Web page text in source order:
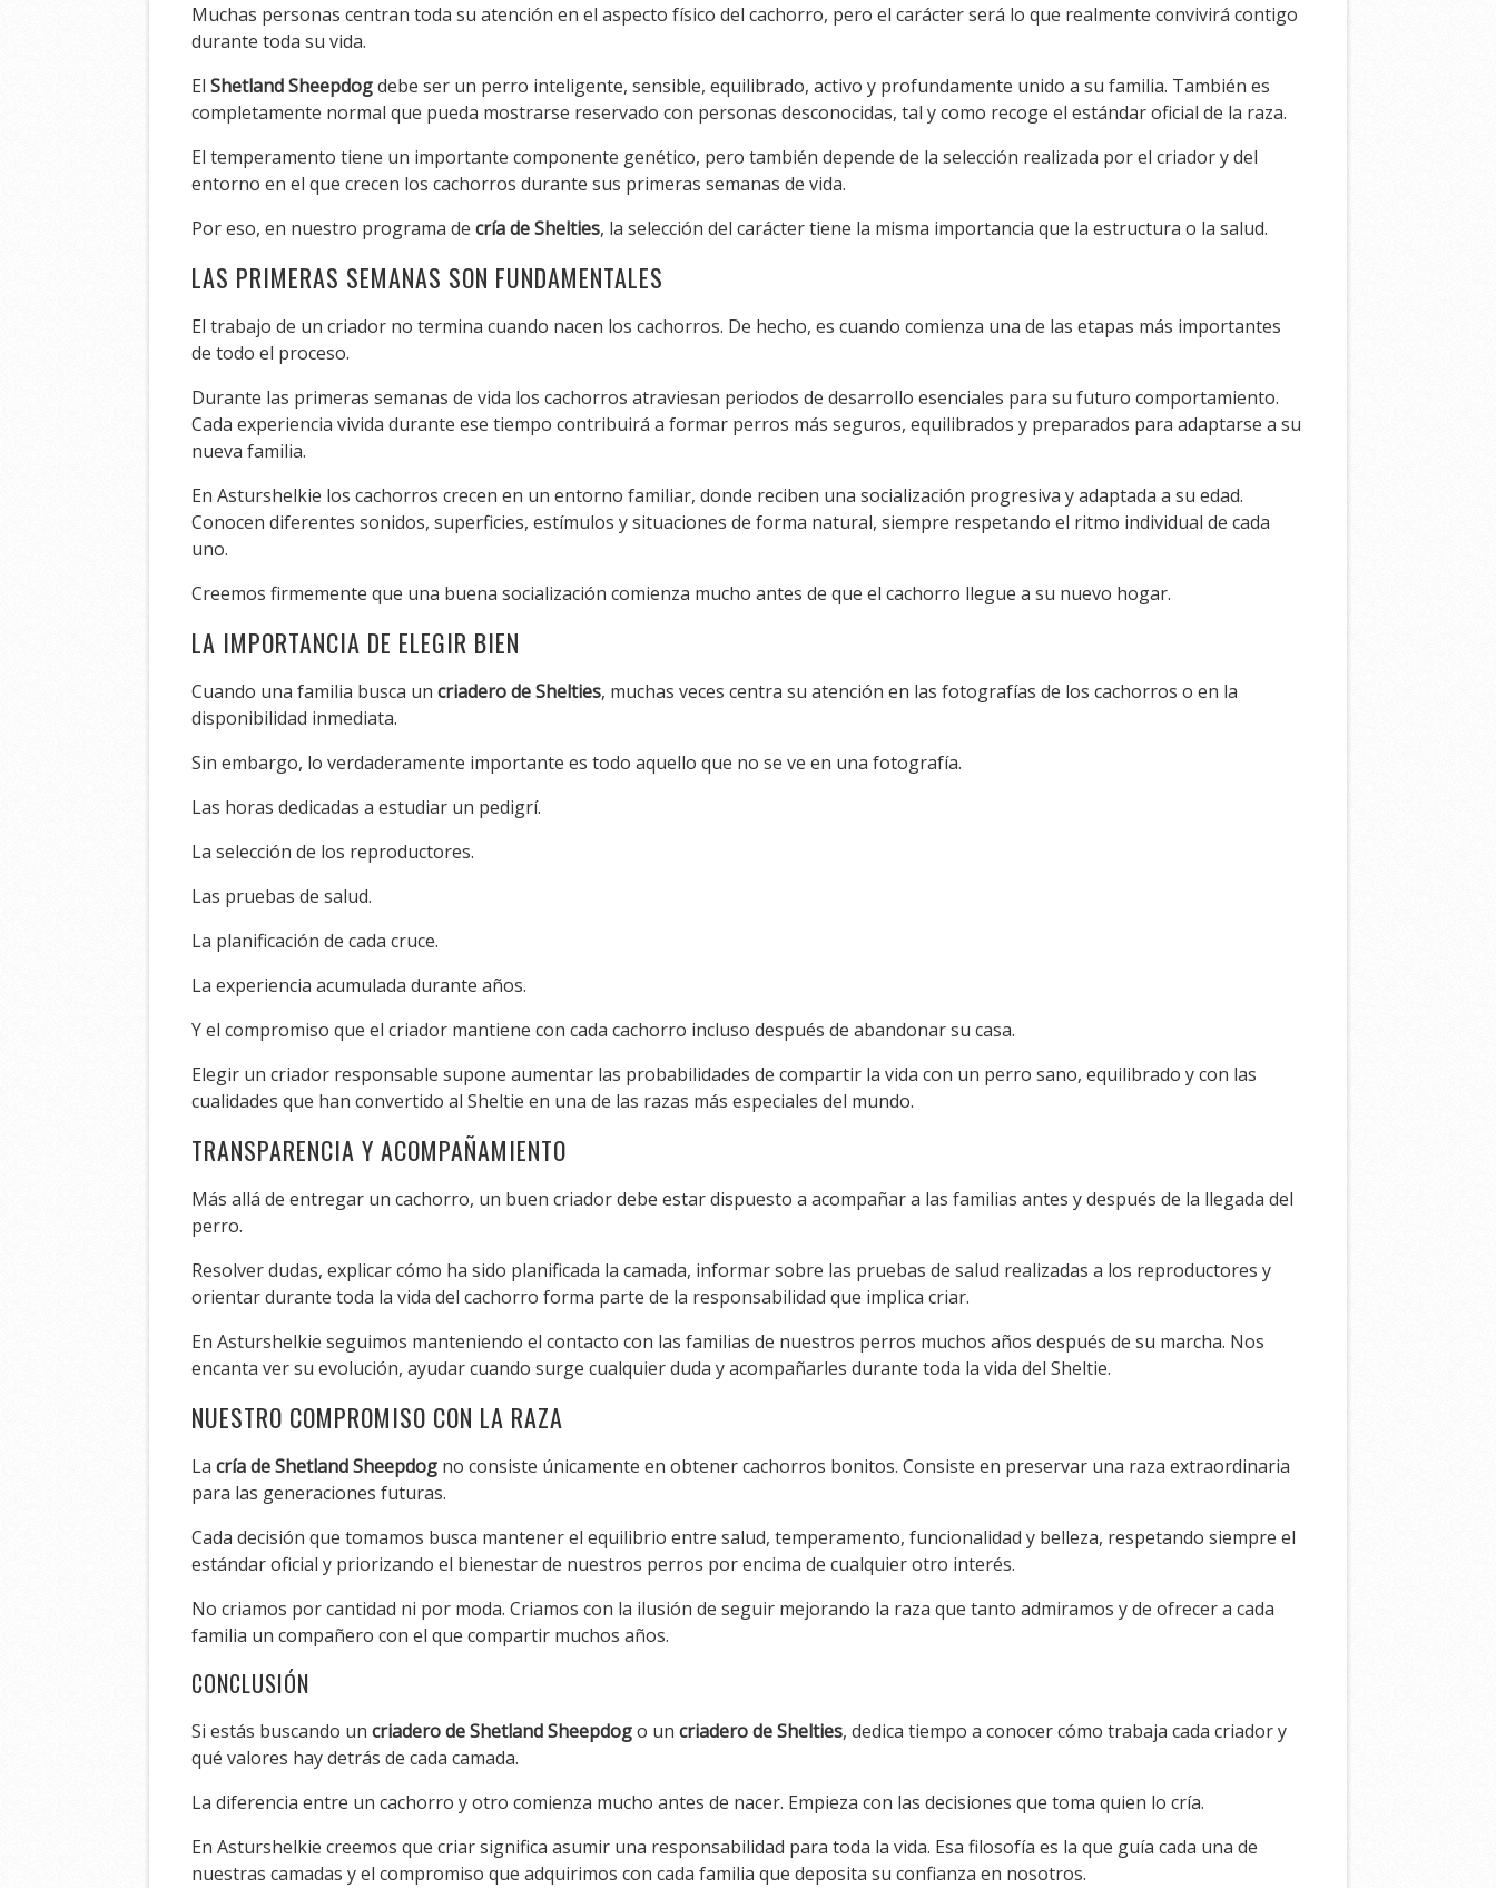
Muchas personas centran toda su atención en el aspecto físico del cachorro, pero el carácter será lo que realmente convivirá contigo
durante toda su vida.
ElShetland Sheepdogdebe ser un perro inteligente, sensible, equilibrado, activo y profundamente unido a su familia. También es
completamente normal que pueda mostrarse reservado con personas desconocidas, tal y como recoge el estándar oficial de la raza.
El temperamento tiene un importante componente genético, pero también depende de la selección realizada por el criador y del
entorno en el que crecen los cachorros durante sus primeras semanas de vida.
Por eso, en nuestro programa decría de Shelties, la selección del carácter tiene la misma importancia que la estructura o la salud.
LAS PRIMERAS SEMANAS SON FUNDAMENTALES
El trabajo de un criador no termina cuando nacen los cachorros. De hecho, es cuando comienza una de las etapas más importantes
de todo el proceso.
Durante las primeras semanas de vida los cachorros atraviesan periodos de desarrollo esenciales para su futuro comportamiento.
Cada experiencia vivida durante ese tiempo contribuirá a formar perros más seguros, equilibrados y preparados para adaptarse a su
nueva familia.
En Asturshelkie los cachorros crecen en un entorno familiar, donde reciben una socialización progresiva y adaptada a su edad.
Conocen diferentes sonidos, superficies, estímulos y situaciones de forma natural, siempre respetando el ritmo individual de cada
uno.
Creemos firmemente que una buena socialización comienza mucho antes de que el cachorro llegue a su nuevo hogar.
LA IMPORTANCIA DE ELEGIR BIEN
Cuando una familia busca uncriadero de Shelties, muchas veces centra su atención en las fotografías de los cachorros o en la
disponibilidad inmediata.
Sin embargo, lo verdaderamente importante es todo aquello que no se ve en una fotografía.
Las horas dedicadas a estudiar un pedigrí.
La selección de los reproductores.
Las pruebas de salud.
La planificación de cada cruce.
La experiencia acumulada durante años.
Y el compromiso que el criador mantiene con cada cachorro incluso después de abandonar su casa.
Elegir un criador responsable supone aumentar las probabilidades de compartir la vida con un perro sano, equilibrado y con las
cualidades que han convertido al Sheltie en una de las razas más especiales del mundo.
TRANSPARENCIA Y ACOMPAÑAMIENTO
Más allá de entregar un cachorro, un buen criador debe estar dispuesto a acompañar a las familias antes y después de la llegada del
perro.
Resolver dudas, explicar cómo ha sido planificada la camada, informar sobre las pruebas de salud realizadas a los reproductores y
orientar durante toda la vida del cachorro forma parte de la responsabilidad que implica criar.
En Asturshelkie seguimos manteniendo el contacto con las familias de nuestros perros muchos años después de su marcha. Nos
encanta ver su evolución, ayudar cuando surge cualquier duda y acompañarles durante toda la vida del Sheltie.
NUESTRO COMPROMISO CON LA RAZA
Lacría de Shetland Sheepdog no consiste únicamente en obtener cachorros bonitos. Consiste en preservar una raza extraordinaria
para las generaciones futuras.
Cada decisión que tomamos busca mantener el equilibrio entre salud, temperamento, funcionalidad y belleza, respetando siempre el
estándar oficial y priorizando el bienestar de nuestros perros por encima de cualquier otro interés.
No criamos por cantidad ni por moda. Criamos con la ilusión de seguir mejorando la raza que tanto admiramos y de ofrecer a cada
familia un compañero con el que compartir muchos años.
CONCLUSIÓN
Si estás buscando uncriadero de Shetland Sheepdogo uncriadero de Shelties, dedica tiempo a conocer cómo trabaja cada criador y
qué valores hay detrás de cada camada.
La diferencia entre un cachorro y otro comienza mucho antes de nacer. Empieza con las decisiones que toma quien lo cría.
En Asturshelkie creemos que criar significa asumir una responsabilidad para toda la vida. Esa filosofía es la que guía cada una de
nuestras camadas y el compromiso que adquirimos con cada familia que deposita su confianza en nosotros.